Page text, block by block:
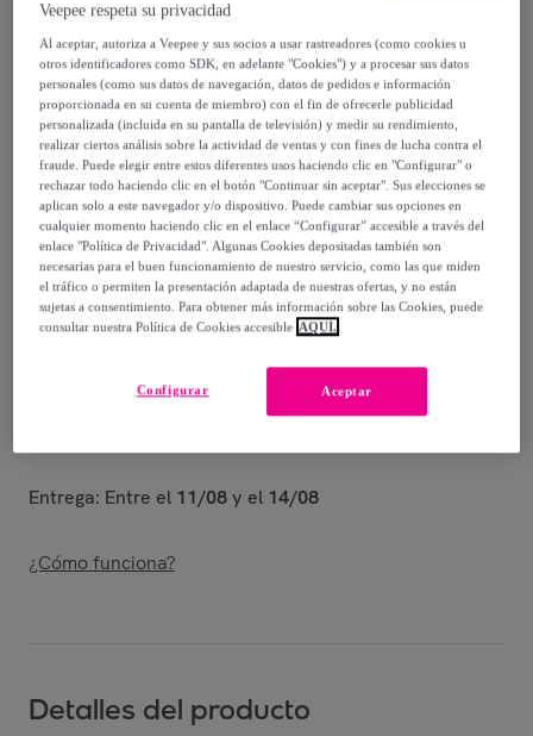
11,40 €
20,80 €
-45%
Vendido porPENELOPE S.R.L.
Último producto
Entrega
Entrega desde5 €
Entrega: Entre el 11/08y el 14/08
¿Cómo funciona?
Detalles del producto
Veepee respeta su privacidad
Al aceptar, autoriza a Veepee y sus socios a usar rastreadores (como cookies u
otros identificadores como SDK, en adelante "Cookies") y a procesar sus datos
personales (como sus datos de navegación, datos de pedidos e información
proporcionada en su cuenta de miembro) con el fin de ofrecerle publicidad
personalizada (incluida en su pantalla de televisión) y medir su rendimiento,
realizar ciertos análisis sobre la actividad de ventas y con fines de lucha contra el
fraude. Puede elegir entre estos diferentes usos haciendo clic en "Configurar" o
rechazar todo haciendo clic en el botón "Continuar sin aceptar". Sus elecciones se
aplican solo a este navegador y/o dispositivo. Puede cambiar sus opciones en
cualquier momento haciendo clic en el enlace “Configurar” accesible a través del
enlace "Política de Privacidad". Algunas Cookies depositadas también son
necesarias para el buen funcionamiento de nuestro servicio, como las que miden
el tráfico o permiten la presentación adaptada de nuestras ofertas, y no están
sujetas a consentimiento. Para obtener más información sobre las Cookies, puede
consultar nuestra Política de Cookies accesible AQUÍ.
Aceptar
Configurar